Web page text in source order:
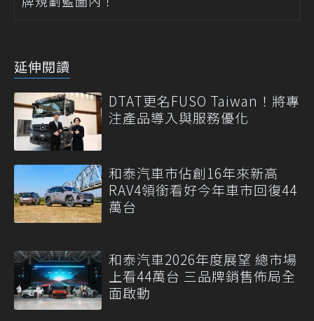
延伸閱讀
DTAT更名FUSO Taiwan！將專
注產品導入與服務優化
和泰汽車市佔創16年來新高
RAV4領銜看好今年車市回復44
萬台
和泰汽車2026年度展望 總市場
上看44萬台 三品牌銷售佈局全
面啟動